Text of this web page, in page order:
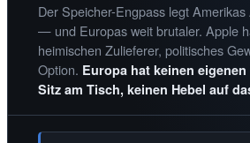
Der Speicher-Engpass legt
— und Europas weit brutaler. Apple
heimischen Zulieferer, politisches
Option. Europa hat keinen
Sitz am Tisch, keinen Hebel auf